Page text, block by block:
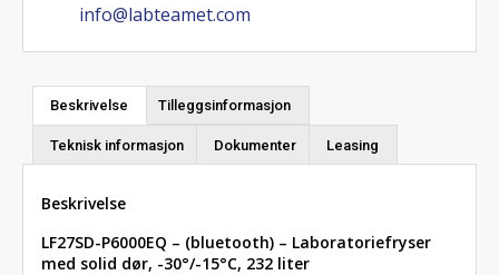
info@labteamet.com
Beskrivelse Tilleggsinformasjon
Teknisk informasjon Dokumenter Leasing
Beskrivelse
LF27SD-P6000EQ – (bluetooth) – Laboratoriefryser
med solid dør, -30°/-15°C, 232 liter